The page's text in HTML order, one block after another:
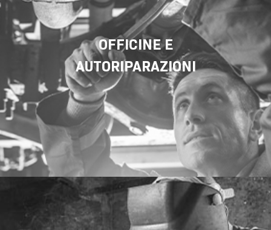
OFFICINE E
AUTORIPARAZIONI